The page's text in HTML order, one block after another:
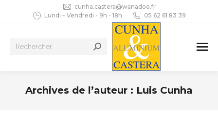
cunha.castera@wanadoo.fr
Lundi – Vendredi - 9h - 18h
05 62 61 83 39
Recherche
Archives de l’auteur : Luis Cunha